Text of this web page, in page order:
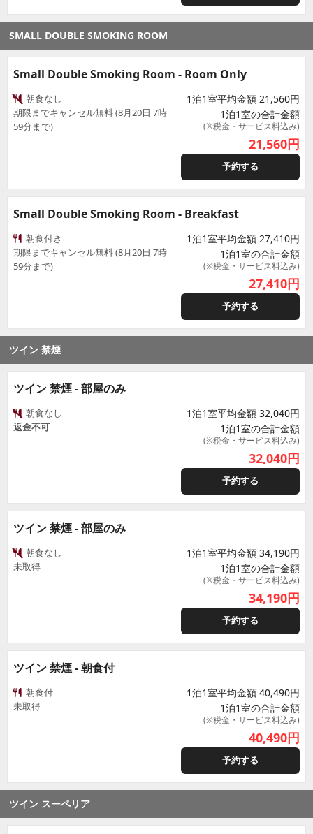
SMALL DOUBLE SMOKING ROOM
Small Double Smoking Room - Room Only
朝食なし
期限までキャンセル無料 (8月20日 7時
59分まで)
1泊1室平均金額 21,560円
1泊1室の合計金額
(※税金・サービス料込み)
21,560円
予約する
Small Double Smoking Room - Breakfast
朝食付き
期限までキャンセル無料 (8月20日 7時
59分まで)
1泊1室平均金額 27,410円
1泊1室の合計金額
(※税金・サービス料込み)
27,410円
予約する
ツイン 禁煙
ツイン 禁煙 - 部屋のみ
朝食なし
返金不可
1泊1室平均金額 32,040円
1泊1室の合計金額
(※税金・サービス料込み)
32,040円
予約する
ツイン 禁煙 - 部屋のみ
朝食なし
未取得
1泊1室平均金額 34,190円
1泊1室の合計金額
(※税金・サービス料込み)
34,190円
予約する
ツイン 禁煙 - 朝食付
朝食付
未取得
1泊1室平均金額 40,490円
1泊1室の合計金額
(※税金・サービス料込み)
40,490円
予約する
ツイン スーペリア